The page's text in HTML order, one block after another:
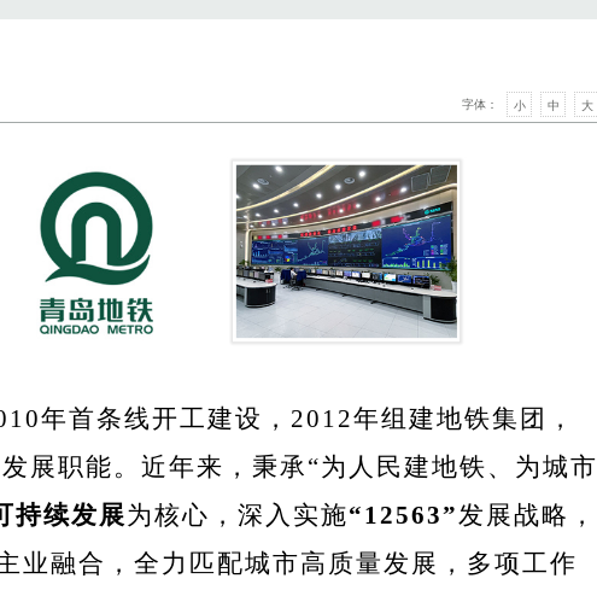
字体： 小 中 大
年首条线开工建设，2012年组建地铁集团，
展职能。近年来，秉承“为人民建地铁、为城市
持续发展为核心，深入实施“12563”发展战略，
业融合，全力匹配城市高质量发展，多项工作